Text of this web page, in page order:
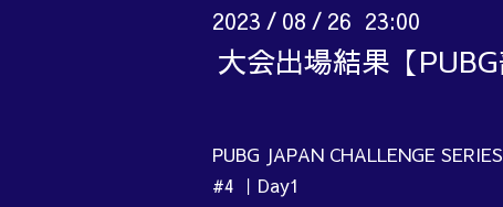
2023 / 08 / 26 23:00
大会出場結果【PUBG
PUBG JAPAN CHALLENGE
#4 ｜Day1